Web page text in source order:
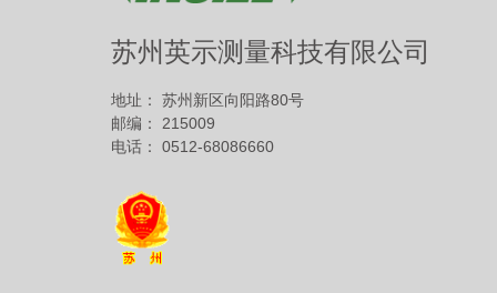
苏州英示测量科技有限公司
地址： 苏州新区向阳路80号
邮编： 215009
电话： 0512-68086660